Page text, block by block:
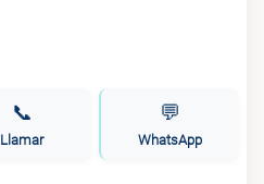
📞
Llamar
💬
WhatsApp